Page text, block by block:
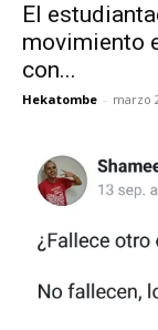
El
movimiento
con...
Hekatombe - marzo